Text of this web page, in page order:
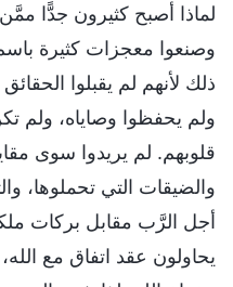
لماذا أصبح كثيرون جدًّا
وصنعوا معجزات كثيرة
ذلك لأنهم لم يقبلوا
ولم يحفظوا وصاياه، ولم
قلوبهم. لم يريدوا سوى
والضيقات التي تحملوها،
أجل الرَّب مقابل بركات
يحاولون عقد اتفاق مع